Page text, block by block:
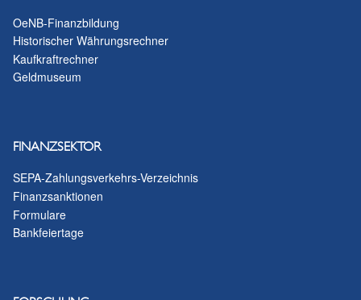
OeNB-Finanzbildung
Historischer Währungsrechner
Kaufkraftrechner
Geldmuseum
FINANZSEKTOR
SEPA-Zahlungsverkehrs-Verzeichnis
Finanzsanktionen
Formulare
Bankfeiertage